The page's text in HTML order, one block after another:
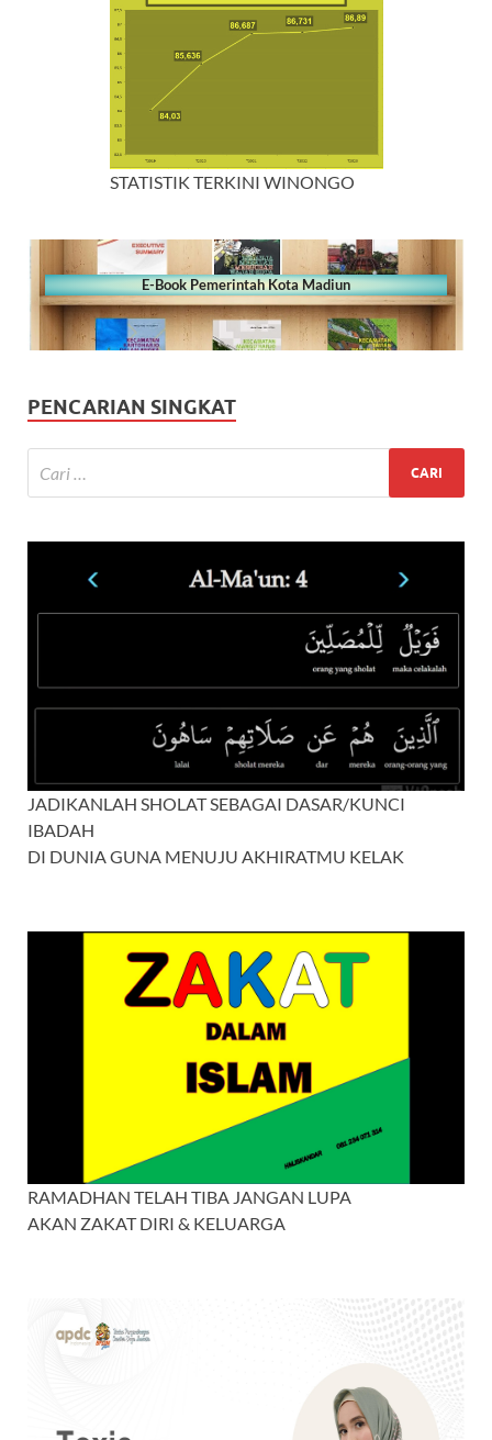
STATISTIK TERKINI WINONGO
E-Book Pemerintah Kota Madiun
PENCARIAN SINGKAT
JADIKANLAH SHOLAT SEBAGAI DASAR/KUNCI
IBADAH
DI DUNIA GUNA MENUJU AKHIRATMU KELAK
RAMADHAN TELAH TIBA JANGAN LUPA
AKAN ZAKAT DIRI & KELUARGA